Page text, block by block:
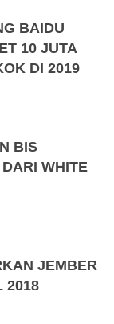
BAIDU
10 JUTA
DI 2019
BIS
WHITE
JEMBER
2018